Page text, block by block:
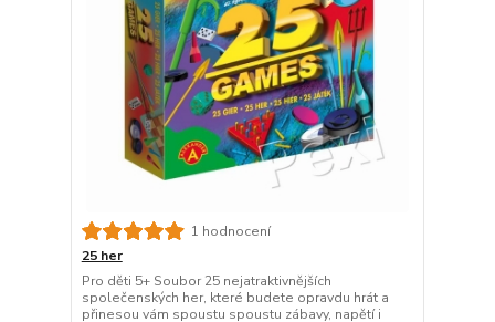
1 hodnocení
25 her
Pro děti 5+ Soubor 25 nejatraktivnějších
společenských her, které budete opravdu hrát a
přinesou vám spoustu spoustu zábavy, napětí i